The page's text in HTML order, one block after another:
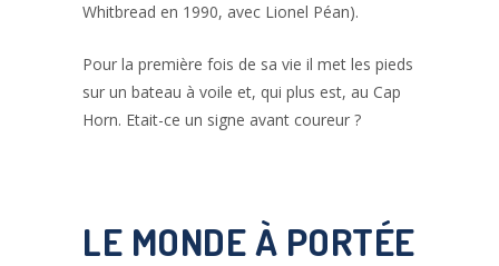
Whitbread en 1990, avec Lionel Péan).
Pour la première fois de sa vie il met les pieds
sur un bateau à voile et, qui plus est, au Cap
Horn. Etait-ce un signe avant coureur ?
LE MONDE À PORTÉE